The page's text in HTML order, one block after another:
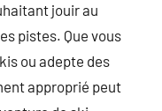
jouir au
pistes. Que vous
ou adepte des
approprié peut